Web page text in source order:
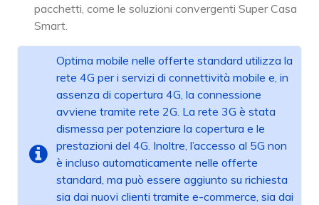
pacchetti, come le soluzioni convergenti Super Casa
Smart.
Optima mobile nelle offerte standard utilizza la
rete 4G per i servizi di connettività mobile e, in
assenza di copertura 4G, la connessione
avviene tramite rete 2G. La rete 3G è stata
dismessa per potenziare la copertura e le
prestazioni del 4G. Inoltre, l’accesso al 5G non
è incluso automaticamente nelle offerte
standard, ma può essere aggiunto su richiesta
sia dai nuovi clienti tramite e-commerce, sia dai